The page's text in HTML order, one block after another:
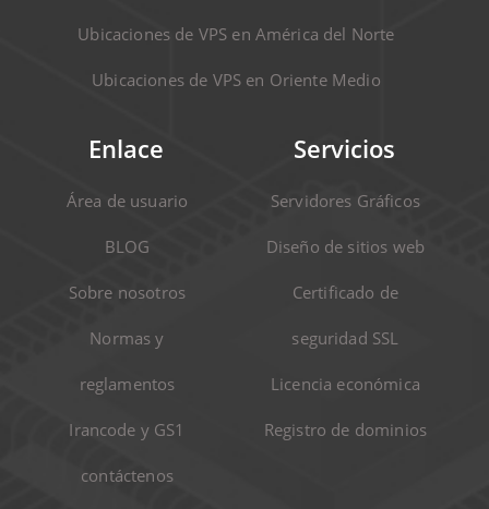
Ubicaciones de VPS en América del Norte
Ubicaciones de VPS en Oriente Medio
Enlace
Área de usuario
BLOG
Sobre nosotros
Normas y
reglamentos
Irancode y GS1
contáctenos
Servicios
Servidores Gráficos
Diseño de sitios web
Certificado de
seguridad SSL
Licencia económica
Registro de dominios